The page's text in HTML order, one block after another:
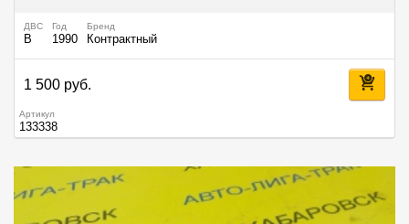
ДВС
B
Год
1990
Бренд
Контрактный
1 500 руб.
Артикул
133338